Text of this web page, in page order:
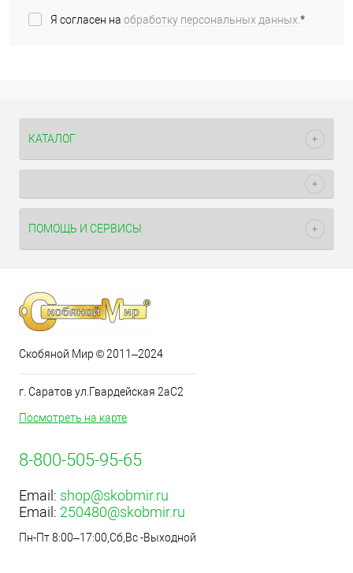
Я согласен на обработку персональных данных.*
КАТАЛОГ
ПОМОЩЬ И СЕРВИСЫ
Скобяной Мир © 2011–2024
г. Саратов ул.Гвардейская 2аС2
Посмотреть на карте
8-800-505-95-65
Email: shop@skobmir.ru
Email: 250480@skobmir.ru
Пн-Пт 8:00–17:00,Сб,Вс -Выходной